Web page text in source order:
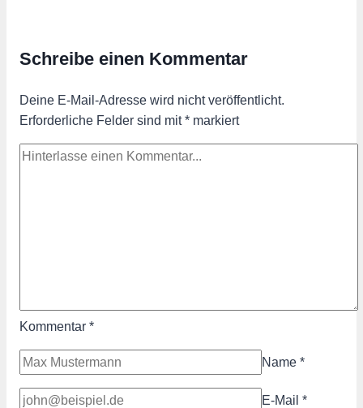
Schreibe einen Kommentar
Deine E-Mail-Adresse wird nicht veröffentlicht.
Erforderliche Felder sind mit* markiert
Kommentar *
Name *
E-Mail *